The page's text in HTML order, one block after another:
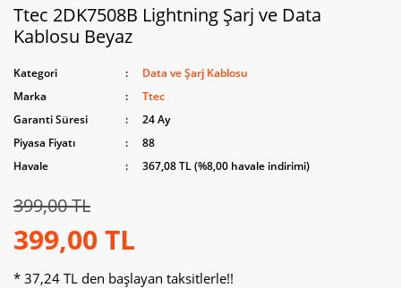
Ttec 2DK7508B Lightning Şarj ve Data
Kablosu Beyaz
Kategori
Data ve Şarj Kablosu
Marka
Ttec
Garanti Süresi
24 Ay
Piyasa Fiyatı
88
Havale
367,08 TL (%8,00 havale indirimi)
399,00 TL
399,00 TL
* 37,24 TL den başlayan taksitlerle!!